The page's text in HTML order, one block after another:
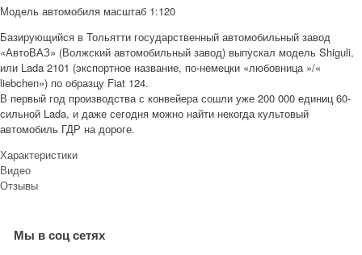
Модель автомобиля масштаб 1:120
Базирующийся в Тольятти государственный автомобильный завод
«АвтоВАЗ» (Волжский автомобильный завод) выпускал модель Shiguli,
или Lada 2101 (экспортное название, по-немецки «любовница »/«
liebchen») по образцу Fiat 124.
В первый год производства с конвейера сошли уже 200 000 единиц 60-
сильной Lada, и даже сегодня можно найти некогда культовый
автомобиль ГДР на дороге.
Характеристики
Видео
Отзывы
Мы в соц сетях